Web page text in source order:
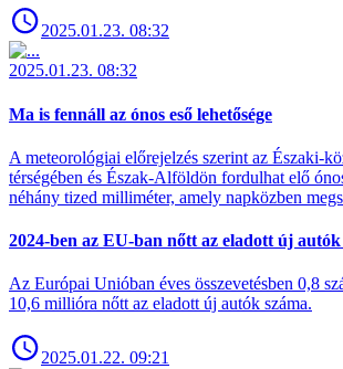
2025.01.23. 08:32
2025.01.23. 08:32
Ma is fennáll az ónos eső lehetősége
A meteorológiai előrejelzés szerint az Északi-
térségében és Észak-Alföldön fordulhat elő
néhány tized milliméter, amely napközben
2024-ben az EU-ban nőtt az eladott új autók
Az Európai Unióban éves összevetésben 0,8
10,6 millióra nőtt az eladott új autók száma.
2025.01.22. 09:21